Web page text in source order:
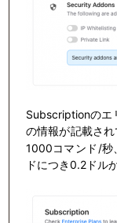
Subscriptionのエ
の情報が記載され
1000コマンド/秒
ドにつき0.2ドル